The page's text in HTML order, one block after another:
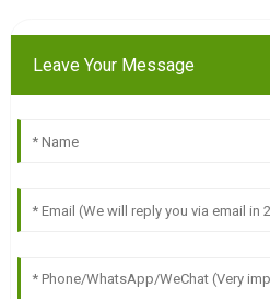
Leave Your Message